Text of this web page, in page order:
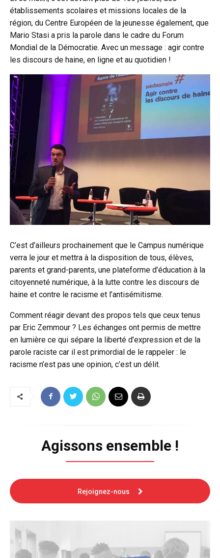
établissements scolaires et missions locales de la
région, du Centre Européen de la jeunesse également, que
Mario Stasi a pris la parole dans le cadre du Forum
Mondial de la Démocratie. Avec un message : agir contre
les discours de haine, en ligne et au quotidien !
C’est d’ailleurs prochainement que le Campus numérique
verra le jour et mettra à la disposition de tous, élèves,
parents et grand-parents, une plateforme d’éducation à la
citoyenneté numérique, à la lutte contre les discours de
haine et contre le racisme et l’antisémitisme.
Comment réagir devant des propos tels que ceux tenus
par Eric Zemmour ? Les échanges ont permis de mettre
en lumière ce qui sépare la liberté d’expression et de la
parole raciste car il est primordial de le rappeler : le
racisme n’est pas une opinion, c’est un délit.
Agissons ensemble !
Rejoignez-nous